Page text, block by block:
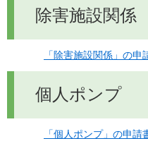
除害施設関係
「除害施設関係」の申
個人ポンプ
「個人ポンプ」の申請